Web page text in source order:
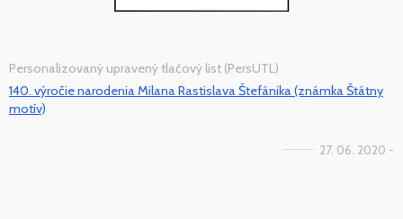
Personalizovaný upravený tlačový list (PersUTL)
140. výročie narodenia Milana Rastislava Štefánika (známka Štátny
motív)
27. 06. 2020 -